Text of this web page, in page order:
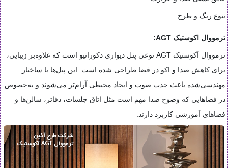
تنوع رنگ و طرح
ترمووال اکوستیک AGT:
ترمووال آکوستیک AGT نوعی پنل دیواری دکوراتیو است که علاوه‌بر زیبایی،
برای کاهش صدا و اکو در فضا طراحی شده است. این پنل‌ها با ساختار
مهندسی‌شده باعث جذب صوت و ایجاد محیطی آرام‌تر می‌شوند و به‌خصوص
در فضاهایی که وضوح صدا مهم است مثل اتاق جلسات، دفاتر، سالن‌ها و
فضاهای آموزشی کاربرد دارند.